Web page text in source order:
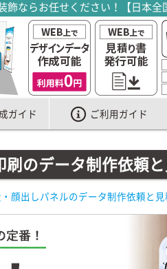
ならお任せください！【日本全
ガイド ご利用ガイド
のデータ制作依頼
顔出しパネルのデータ制作依頼と見